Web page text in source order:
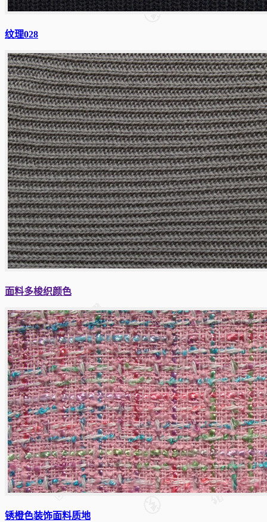
纹理028
面料多梭织颜色
锈橙色装饰面料质地